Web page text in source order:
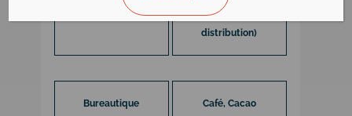
(importation,
distribution)
Bureautique
Café, Cacao